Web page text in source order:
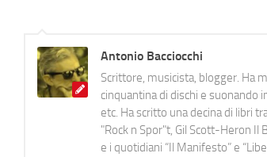
Antonio Bacciocchi
Scrittore, musicista, blogger. Ha
cinquantina di dischi e suonando
etc. Ha scritto una decina di libri
"Rock n Spor"t, Gil Scott-Heron Il
e i quotidiani “Il Manifesto” e